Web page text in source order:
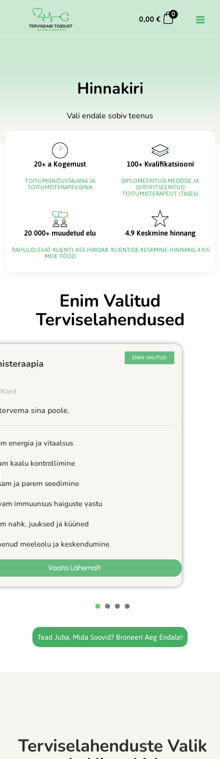
Toitumisteraapia
75,00€ + ADD
0,00 €
0
Hinnakiri
Vali endale sobiv teenus
20+ a Kogemust
TOITUMISNÕUSTAJANA JA
TOITUMISTERAPEUDINA
100+ Kvalifikatsiooni
DIPLOMEERITUD MEDÕDE JA
SERTIFITSEERITUD
TOITUMISTERAPEUT (TASE6)
20 000+ muudetud elu
RAHULOLEVAT KLIENTI, KES HINDAB
MEIE TÖÖD
4.9 Keskmine hinnang
KLIENTIDE KESKMINE HINNANG 4.9/5
Enim Valitud
Terviselahendused
Toitumisteraapia
Samm tervema sina poole.
Suurem energia ja vitaalsus
Lihtsam kaalu kontrollimine
Tõhusam ja parem seedimine
Tugevam immuunsus haiguste vastu
Tervem nahk, juuksed ja küüned
Paranenud meeleolu ja keskendumine
75
Vaata Lähemalt
Tead Juba, Mida Soovid? Broneeri Aeg Endale!
Teenused Korra Hind Kestvus
Nõustamisvii